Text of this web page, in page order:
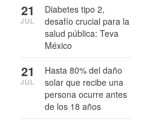
Diabetes tipo 2,
desafío crucial para la
salud pública: Teva
México
21
JUL
Hasta 80% del daño
solar que recibe una
persona ocurre antes
de los 18 años
21
JUL